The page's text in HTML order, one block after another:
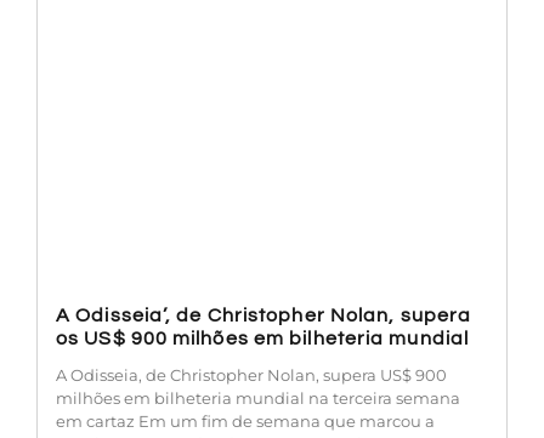
A Odisseia’, de Christopher Nolan, supera
os US$ 900 milhões em bilheteria mundial
A Odisseia, de Christopher Nolan, supera US$ 900
milhões em bilheteria mundial na terceira semana
em cartaz Em um fim de semana que marcou a